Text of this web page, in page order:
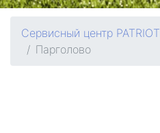
Сервисный центр PATRIOT
Парголово